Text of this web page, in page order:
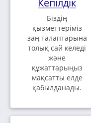
Біздің
қызметтеріміз
заң талаптарына
толық сай келеді
және
құжаттарыңыз
мақсатты елде
қабылданады.